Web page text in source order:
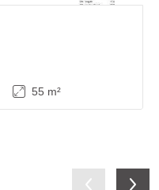
55 m²